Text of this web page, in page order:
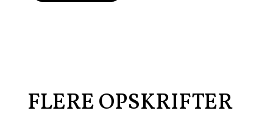
FLERE OPSKRIFTER